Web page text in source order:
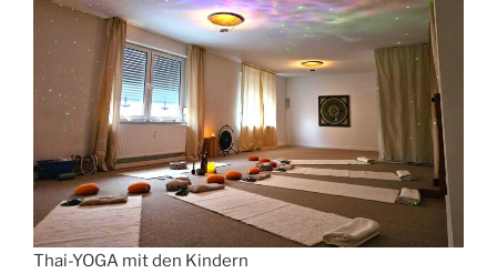
Thai-YOGA mit den Kindern